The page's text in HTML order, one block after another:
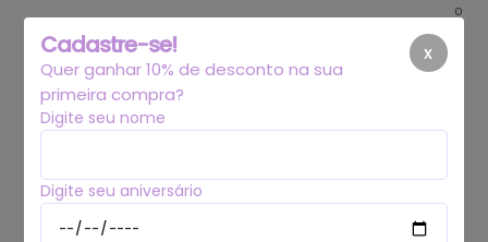
0
x
Cadastre-se!
Quer ganhar 10% de desconto na sua
primeira compra?
Digite seu nome
Digite seu aniversário